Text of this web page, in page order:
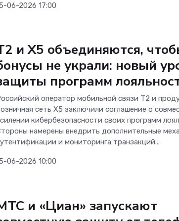
06-2026 17:00
и X5 объединяются,
не украли: новый
программ
оператор мобильной связи T2 и
сеть X5 заключили соглашение о
кибербезопасности своих программ
намерены внедрить дополнительные
и мониторинга транзакций...
06-2026 10:00
и «Циан» запускают